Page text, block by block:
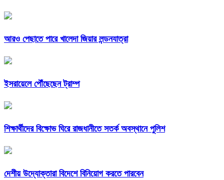
আরও পেছাতে পারে খালেদা জিয়ার লন্ডনযাত্রা
ইসরায়েলে পৌঁছেছেন ট্রাম্প
শিক্ষার্থীদের বিক্ষোভ ঘিরে রাজধানীতে সতর্ক অবস্থানে পুলিশ
দেশীয় উদ্যোক্তারা বিদেশে বিনিয়োগ করতে পারবেন